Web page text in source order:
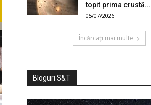
topit prima crustă...
05/07/2026
Încărcați mai multe
Bloguri S&T